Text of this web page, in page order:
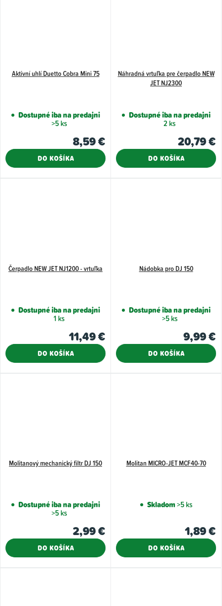
Aktivní uhlí Duetto Cobra Mini 75
Dostupné iba na predajni
>5 ks
8,59 €
DO KOŠÍKA
Náhradná vrtuľka pre čerpadlo NEW
JET NJ2300
Dostupné iba na predajni
2 ks
20,79 €
DO KOŠÍKA
Čerpadlo NEW JET NJ1200 - vrtuľka
Dostupné iba na predajni
1 ks
11,49 €
DO KOŠÍKA
Nádobka pro DJ 150
Dostupné iba na predajni
>5 ks
9,99 €
DO KOŠÍKA
Molitanový mechanický filtr DJ 150
Dostupné iba na predajni
>5 ks
2,99 €
DO KOŠÍKA
Molitan MICRO-JET MCF40-70
Skladom>5 ks
1,89 €
DO KOŠÍKA